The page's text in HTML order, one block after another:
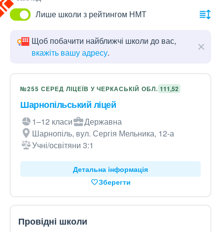
Лише школи з рейтингом НМТ
Щоб побачити найближчі школи до вас,
вкажіть вашу адресу.
№255 СЕРЕД ЛІЦЕЇВ У ЧЕРКАСЬКІЙ ОБЛ. 111,52
Шарнопільський ліцей
1–12 класи
Державна
Шарнопіль, вул. Сергія Мельника, 12-а
Учні/освітяни 3:1
Детальна інформація
Зберегти
Провідні школи